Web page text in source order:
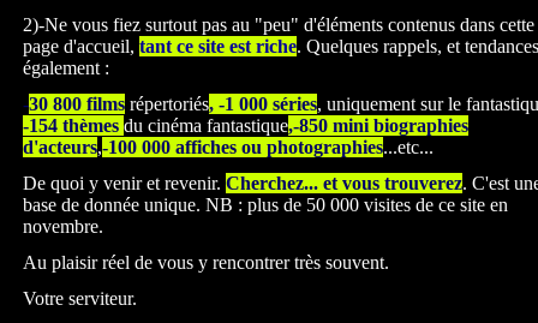
2)-Ne vous fiez surtout pas au "peu" d'éléments contenus dans cette
page d'accueil, tant ce site est riche. Quelques rappels, et tendances
également :
-30 800 films répertoriés, -1 000 séries, uniquement sur le
-154 thèmes du cinéma fantastique,-850 mini biographies
d'acteurs,-100 000 affiches ou photographies...etc...
De quoi y venir et revenir. Cherchez... et vous trouverez. C'est
base de donnée unique. NB : plus de 50 000 visites de ce site en
novembre.
Au plaisir réel de vous y rencontrer très souvent.
Votre serviteur.